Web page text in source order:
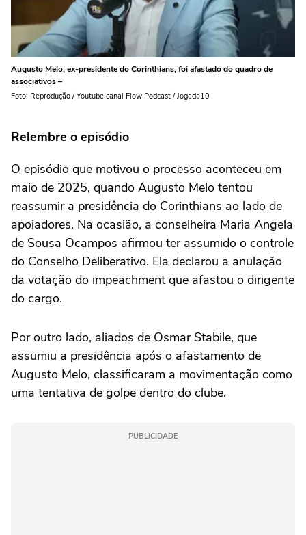
Augusto Melo, ex-presidente do Corinthians, foi afastado do quadro de
associativos –
Foto: Reprodução / Youtube canal Flow Podcast / Jogada10
Relembre o episódio
O episódio que motivou o processo aconteceu em
maio de 2025, quando Augusto Melo tentou
reassumir a presidência do Corinthians ao lado de
apoiadores. Na ocasião, a conselheira Maria Angela
de Sousa Ocampos afirmou ter assumido o controle
do Conselho Deliberativo. Ela declarou a anulação
da votação do impeachment que afastou o dirigente
do cargo.
Por outro lado, aliados de Osmar Stabile, que
assumiu a presidência após o afastamento de
Augusto Melo, classificaram a movimentação como
uma tentativa de golpe dentro do clube.
PUBLICIDADE